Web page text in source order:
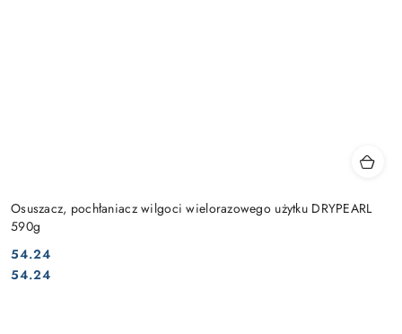
Osuszacz, pochłaniacz wilgoci wielorazowego użytku DRYPEARL
590g
Cena:
54.24
Cena:
54.24